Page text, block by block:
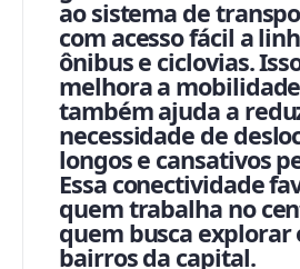
ao sistema de
com acesso fácil a
ônibus e ciclovias.
melhora a
também ajuda a
necessidade de
longos e cansativos
Essa conectividade
quem trabalha no
quem busca explorar
bairros da capital.